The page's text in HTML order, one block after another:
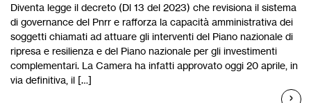
Diventa legge il decreto (Dl 13 del 2023) che revisiona il sistema
di governance del Pnrr e rafforza la capacità amministrativa dei
soggetti chiamati ad attuare gli interventi del Piano nazionale di
ripresa e resilienza e del Piano nazionale per gli investimenti
complementari. La Camera ha infatti approvato oggi 20 aprile, in
via definitiva, il […]